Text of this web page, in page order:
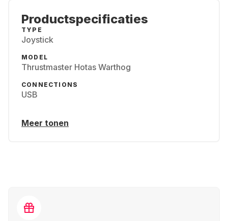
Productspecificaties
TYPE
Joystick
MODEL
Thrustmaster Hotas Warthog
CONNECTIONS
USB
Meer tonen